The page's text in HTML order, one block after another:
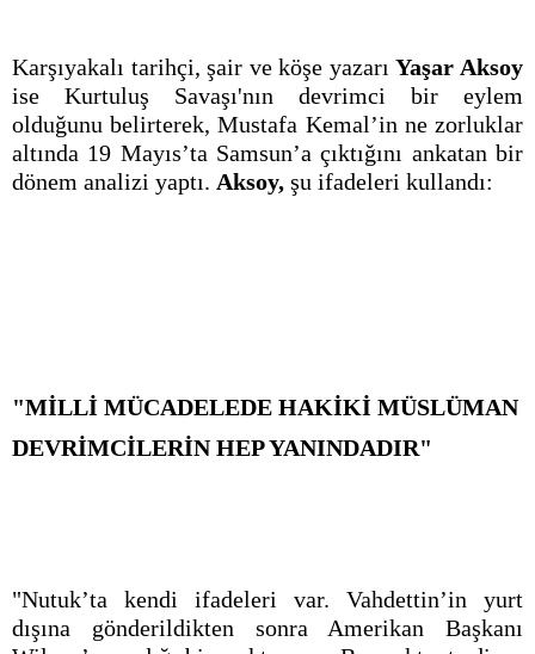
Karşıyakalı tarihçi, şair ve köşe yazarıYaşar Aksoy
ise Kurtuluş Savaşı'nın devrimci bir eylem
olduğunu belirterek, Mustafa Kemal’in ne zorluklar
altında 19 Mayıs’ta Samsun’a çıktığını ankatan bir
dönem analizi yaptı. Aksoy, şu ifadeleri kullandı:
"MİLLİ MÜCADELEDE HAKİKİ MÜSLÜMAN
DEVRİMCİLERİN HEP YANINDADIR"
"Nutuk’ta kendi ifadeleri var. Vahdettin’in yurt
dışına gönderildikten sonra Amerikan Başkanı